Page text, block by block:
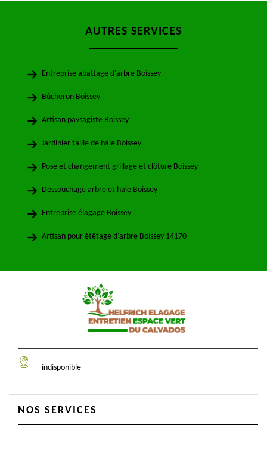
AUTRES SERVICES
Entreprise abattage d'arbre Boissey
Bûcheron Boissey
Artisan paysagiste Boissey
Jardinier taille de haie Boissey
Pose et changement grillage et clôture Boissey
Dessouchage arbre et haie Boissey
Entreprise élagage Boissey
Artisan pour étêtage d'arbre Boissey 14170
indisponible
NOS SERVICES